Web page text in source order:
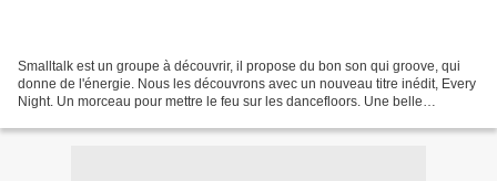
Smalltalk est un groupe à découvrir, il propose du bon son qui groove, qui
donne de l'énergie. Nous les découvrons avec un nouveau titre inédit, Every
Night. Un morceau pour mettre le feu sur les dancefloors. Une belle